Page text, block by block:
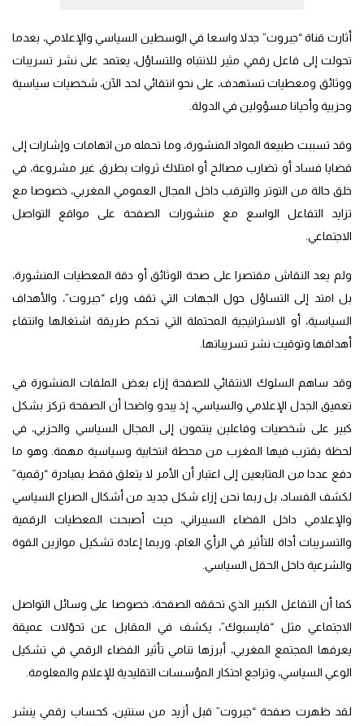
أثارت قناة “جبروت” جدلا واسعا في الوسطين السياسي والإعلامي، بعدما
تحولت إلى فاعل رقمي مثير للانتباه وللتساؤل، يعتمد على نشر تسريبات
ووثائق ومعطيات تستهدف، على نحو انتقائي لحد الآن، شخصيات سياسية
وحزبية وأحيانا مسؤولين في الدولة.
وقد تسببت طبيعة المواد المنشورة، وما تحمله من اتهامات وإشارات إلى
قضايا فساد أو تضارب مصالح أو امتلاك ثروات بطرق غير مشروعة، في
خلق حالة من التوتر والترقب داخل المجال العمومي المغربي، خصوصا مع
تزايد التفاعل الواسع مع منشورات الصفحة على مواقع التواصل
الاجتماعي.
ولم يعد النقاش مقتصرا على صحة الوثائق أو دقة المعطيات المنشورة،
بل امتد إلى التساؤل حول الجهات التي تقف وراء “جبروت”، والأهداف
السياسية، أو الاستراتيجية المحتملة التي تحكم طريقة اشتغالها وانتقاء
أهدافها وتوقيت نشر تسريباتها.
وقد ساهم السلوك الانتقائي للصفحة إزاء بعض الملفات المنشورة في
تعميق الجدل الإعلامي والسياسي، إذ يبدو واضحا أن الصفحة تركز بشكل
كبير على شخصيات وفاعلين ينتمون إلى المجال السياسي والحزبي، في
لحظة يقترب فيها المغرب من محطة انتخابية وسياسية مهمة. وهو ما
دفع عددا من المتابعين إلى اعتبار أن الأمر لا يتعلق فقط بمبادرة “رقمية”
لكشف الفساد، بل ربما نحن إزاء شكل جديد من أشكال الصراع السياسي
والإعلامي داخل الفضاء السيبراني، حيث أصبحت المعطيات الرقمية
والتسريبات أداة للتأثير في الرأي العام، وربما إعادة تشكيل موازين القوة
والشرعية داخل الحقل السياسي.
كما أن التفاعل الكبير الذي تحققه الصفحة، خصوصا على وسائل التواصل
الاجتماعي مثل “فايسبوك”، يكشف في المقابل عن تحوّلات عميقة
يعرفها المجتمع المغربي، أبرزها تنامي تأثير الفضاء الرقمي في تشكيل
الوعي السياسي، وتراجع احتكار المؤسسات التقليدية للإعلام والمعلومة.
لقد ظهرت صفحة “جبروت” قبل أزيد من سنتين، كحساب رقمي ينشر